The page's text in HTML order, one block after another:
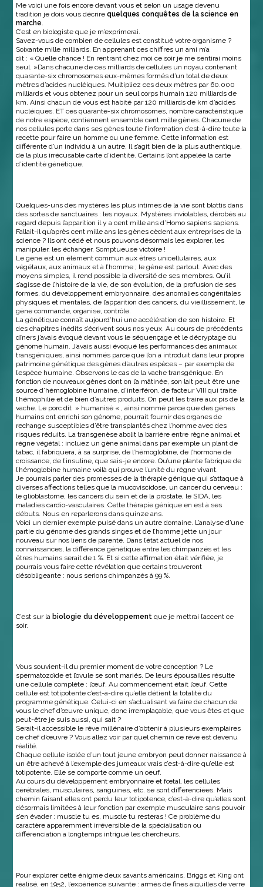
Me voici une fois encore devant vous et selon un usage devenu
tradition je dois vous décrirequelques conquêtes de la science en
marche
C’est en biologiste que je m’exprimerai.
Savez-vous de combien de cellules est constitué votre organisme ?
Soixante mille milliards. En apprenant ces chiffres un ami m’a
dit : « Quelle chance ! En rentrant chez moi ce soir je me sentirai moins
seul. »Dans chacune de ces milliards de cellules un noyau contenant
quarante-six chromosomes eux-mêmes formés d’un total de deux
mètres d’acides nucléiques. Multipliez ces deux mètres par 60.000
milliards et vous obtenez pour un seul corps humain 120 milliards de
km. Ainsi chacun de vous est habité par 120 milliards de km d’acides
nucléiques. ET ces quarante-six chromosomes, nombre caractéristique
de notre espèce, contiennent ensemble cent mille gènes. Chacune de
nos cellules porte dans ses gènes toute l’information c’est-à-dire toute la
recette pour faire un homme ou une femme. Cette information est
différente d’un individu à un autre. Il s’agit bien de la plus authentique,
de la plus irrécusable carte d’identité. Certains l’ont appelée la carte
d’identité génétique.
Quelques-uns des mystères les plus intimes de la vie sont blottis dans
des sortes de sanctuaires : les noyaux. Mystères inviolables, dérobés au
regard depuis l’apparition il y a cent mille ans d’Homo sapiens sapiens.
Fallait-il qu’après cent mille ans les gènes cèdent aux entreprises de la
science ? Ils ont cédé et nous pouvons désormais les explorer, les
manipuler, les échanger. Somptueuse victoire !
Le gène est un élément commun aux êtres unicellulaires, aux
végétaux, aux animaux et à l’homme ; le gène est partout. Avec des
moyens simples, il rend possible la diversité de ses membres. Qu’il
s’agisse de l’histoire de la vie, de son évolution, de la profusion de ses
formes, du développement embryonnaire, des anomalies congénitales
physiques et mentales, de l’apparition des cancers, du vieillissement, le
gène commande, organise, contrôle.
La génétique connaît aujourd’hui une accélération de son histoire. Et
des chapitres inédits s’écrivent sous nos yeux. Au cours de précédents
dîners j’avais évoqué devant vous le séquençage et le décryptage du
génome humain. J’avais aussi évoqué les performances des animaux
transgéniques, ainsi nommés parce que l’on a introduit dans leur propre
patrimoine génétique des gènes d’autres espèces – par exemple de
l’espèce humaine. Observons le cas de la vache transgénique. En
fonction de nouveaux gènes dont on l’a mâtinée, son lait peut être une
source d’hémoglobine humaine, d’interféron, de facteur VIII qui traite
l’hémophilie et de bien d’autres produits. On peut les traire aux pis de la
vache. Le porc dit » humanisé « , ainsi nommé parce que des gènes
humains ont enrichi son génome, pourrait fournir des organes de
rechange susceptibles d’être transplantés chez l’homme avec des
risques réduits. La transgenèse abolit la barrière entre règne animal et
règne végétal : incluez un gène animal dans par exemple un plant de
tabac, il fabriquera, à sa surprise, de l’hémoglobine, de l’hormone de
croissance, de l’insuline, que sais-je encore. Qu’une plante fabrique de
l’hémoglobine humaine voilà qui prouve l’unité du règne vivant.
Je pourrais parler des promesses de la thérapie génique qui s’attaque à
diverses affections telles que la mucoviscidose, un cancer du cerveau :
le glioblastome, les cancers du sein et de la prostate, le SIDA, les
maladies cardio-vasculaires. Cette thérapie génique en est à ses
débuts. Nous en reparlerons dans quinze ans.
Voici un dernier exemple puisé dans un autre domaine. L’analyse d’une
partie du génome des grands singes et de l’homme jette un jour
nouveau sur nos liens de parenté. Dans l’état actuel de nos
connaissances, la différence génétique entre les chimpanzés et les
êtres humains serait de 1 %. Et si cette affirmation était vérifiée, je
pourrais vous faire cette révélation que certains trouveront
désobligeante : nous serions chimpanzés à 99 %.
C’est sur la biologie du développement que je mettrai l’accent ce
soir.
Vous souvient-il du premier moment de votre conception ? Le
spermatozoïde et l’ovule se sont mariés. De leurs épousailles résulte
une cellule complète : l’œuf. Au commencement était l’œuf. Cette
cellule est totipotente c’est-à-dire qu’elle détient la totalité du
programme génétique. Celui-ci en s’actualisant va faire de chacun de
vous le chef d’œuvre unique, donc irremplaçable, que vous êtes et que
peut-être je suis aussi, qui sait ?
Serait-il accessible le rêve millénaire d’obtenir à plusieurs exemplaires
ce chef d’œuvre ? Vous allez voir par quel chemin ce rêve est devenu
réalité.
Chaque cellule isolée d’un tout jeune embryon peut donner naissance à
un être achevé à l’exemple des jumeaux vrais c’est-à-dire qu’elle est
totipotente. Elle se comporte comme un oeuf.
Au cours du développement embryonnaire et fœtal, les cellules
cérébrales, musculaires, sanguines, etc. se sont différenciées. Mais
chemin faisant elles ont perdu leur totipotence, c’est-à-dire qu’elles sont
désormais limitées à leur fonction par exemple musculaire sans pouvoir
s’en évader : muscle tu es, muscle tu resteras ! Ce problème du
caractère apparemment irréversible de la spécialisation ou
différenciation a longtemps intrigué les chercheurs.
Pour explorer cette énigme deux savants américains, Briggs et King ont
réalisé, en 1952, l’expérience suivante : armés de fines aiguilles de verre